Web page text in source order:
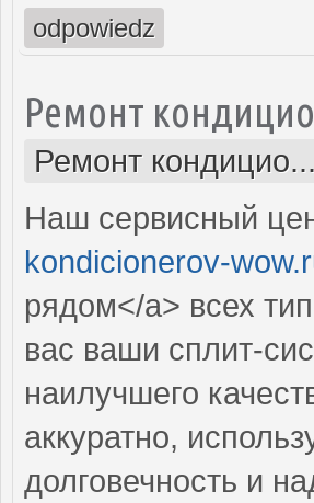
odpowiedz
Ремонт
Ремонт
Наш сервисный
kondicionerov-
рядом</a> всех
вас ваши сплит-
наилучшего
аккуратно,
долговечность и